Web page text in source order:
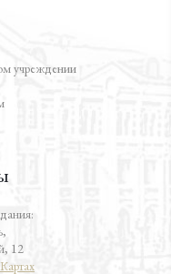
учреждении
12